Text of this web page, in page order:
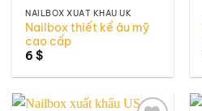
NAILBOX XUẤT KHẨU UK
Nailbox thiết kế âu mỹ
cao cấp
6$